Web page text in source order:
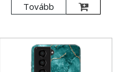
Tovább